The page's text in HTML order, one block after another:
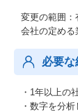
変更の範囲：
会社の定める
必要な
・1年以上の
・数字を分